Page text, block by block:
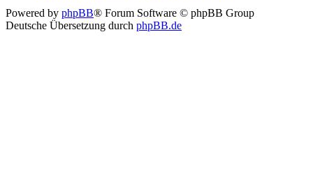
Powered by phpBB® Forum Software © phpBB Group
Deutsche Übersetzung durch phpBB.de